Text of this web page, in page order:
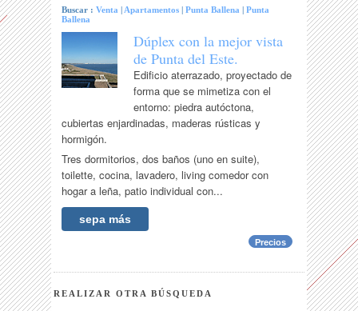
Buscar :Venta | Apartamentos |Punta Ballena |Punta
Ballena
Dúplex con la mejor vista
de Punta del Este.
Edificio aterrazado, proyectado de
forma que se mimetiza con el
entorno: piedra autóctona,
cubiertas enjardinadas, maderas rústicas y
hormigón.
Tres dormitorios, dos baños (uno en suite),
toilette, cocina, lavadero, living comedor con
hogar a leña, patio individual con...
sepa más
Precios
REALIZAR OTRA BÚSQUEDA